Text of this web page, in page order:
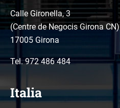
Calle Gironella, 3
(Centre de Negocis Girona CN)
17005 Girona
Tel.972 486 484
Italia